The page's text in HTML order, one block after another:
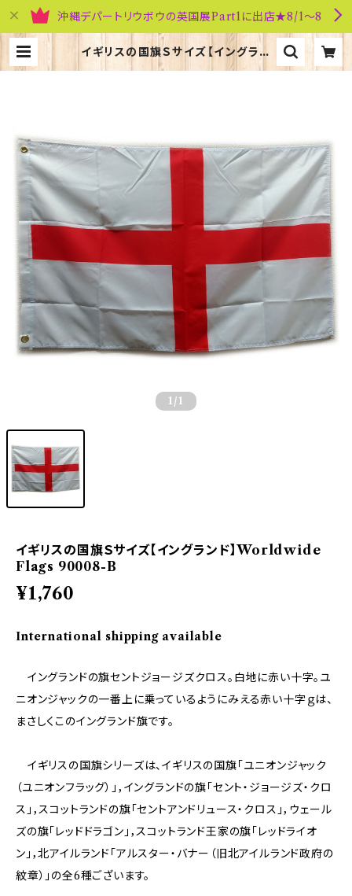
沖縄デパートリウボウの英国展Part1に出店★8/1～8
イギリスの国旗Ｓサイズ【イングラン
ド】Worldwide Flags 90008-B
1 /1
イギリスの国旗Ｓサイズ【イングランド】Worldwide
Flags 90008-B
¥1,760
International shipping available
イングランドの旗セントジョージズクロス。白地に赤い十字。ユ
ニオンジャックの一番上に乗っているようにみえる赤い十字ｇは、
まさしくこのイングランド旗です。
イギリスの国旗シリーズは、イギリスの国旗「ユニオンジャック
（ユニオンフラッグ）」，イングランドの旗「セント・ジョージズ・クロ
ス」，スコットランドの旗「セントアンドリュース・クロス」，ウェール
ズの旗「レッドドラゴン」，スコットランド王家の旗「レッドライオ
ン」，北アイルランド「アルスター・バナー（旧北アイルランド政府の
紋章）」の全6種ございます。